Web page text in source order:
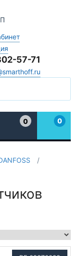
57-71
0
0
/